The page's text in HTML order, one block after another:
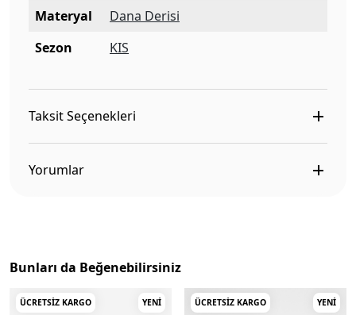
Materyal
Dana Derisi
Sezon
KIS
Taksit Seçenekleri
Yorumlar
Bunları da Beğenebilirsiniz
ÜCRETSIZ KARGO YENI ÜCRETSIZ KARGO YENI